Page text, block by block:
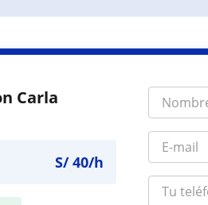
Carla
S/40/h